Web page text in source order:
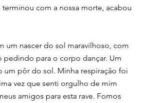
com a nossa morte, acabou
um nascer do sol maravilhoso, com
pedindo para o corpo dançar. Um
um pôr do sol. Minha respiração foi
vez que senti orgulho de mim
amigos para esta rave. Fomos